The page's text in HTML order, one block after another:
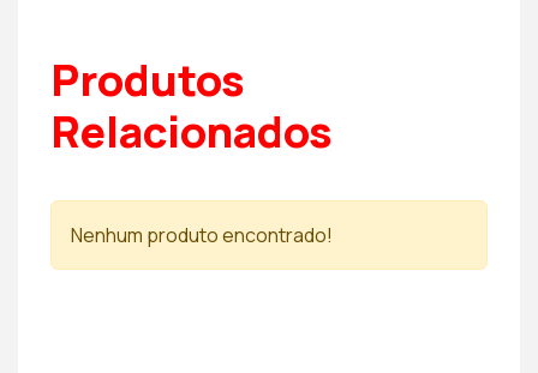
Produtos
Relacionados
Nenhum produto encontrado!